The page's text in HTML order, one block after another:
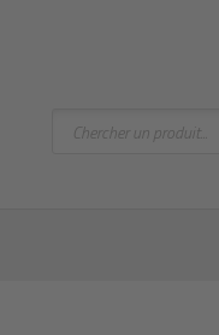
Chercher